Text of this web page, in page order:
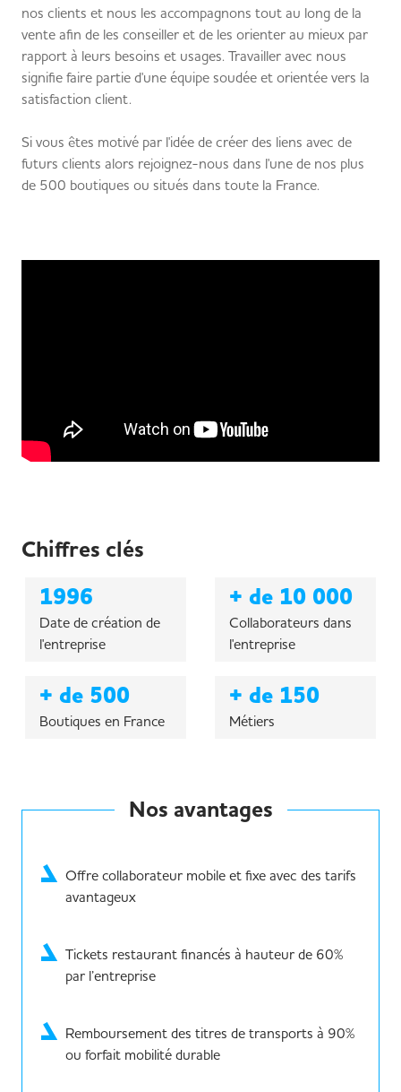
nos clients et nous les accompagnons tout au long de la
vente afin de les conseiller et de les orienter au mieux par
rapport à leurs besoins et usages. Travailler avec nous
signifie faire partie d'une équipe soudée et orientée vers la
satisfaction client.
Si vous êtes motivé par l'idée de créer des liens avec de
futurs clients alors rejoignez-nous dans l'une de nos plus
de 500 boutiques ou situés dans toute la France.
Chiffres clés
1996
Date de création de
l'entreprise
+ de 10 000
Collaborateurs dans
l'entreprise
+ de 500
Boutiques en France
+ de 150
Métiers
Nos avantages
Offre collaborateur mobile et fixe avec des tarifs
avantageux
Tickets restaurant financés à hauteur de 60%
par l’entreprise
Remboursement des titres de transports à 90%
ou forfait mobilité durable